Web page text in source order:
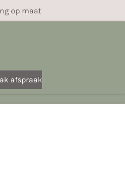
op maat
afspraak